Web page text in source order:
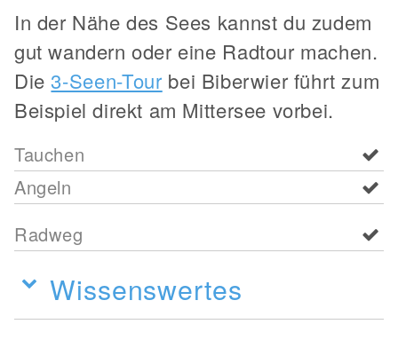
In der Nähe des Sees kannst du zudem
gut wandern oder eine Radtour machen.
Die3-Seen-Tour bei Biberwier führt zum
Beispiel direkt am Mittersee vorbei.
Tauchen
Angeln
Radweg
Wissenswertes